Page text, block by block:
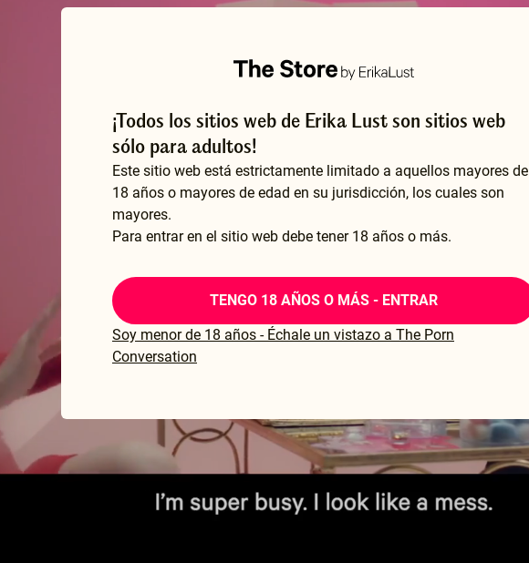
¡Todos los sitios web de Erika Lust son sitios web
sólo para adultos!
Este sitio web está estrictamente limitado a aquellos mayores de
18 años o mayores de edad en su jurisdicción, los cuales son
mayores.
Para entrar en el sitio web debe tener 18 años o más.
TENGO 18 AÑOS O MÁS - ENTRAR
Soy menor de 18 años - Échale un vistazo a The Porn
Conversation